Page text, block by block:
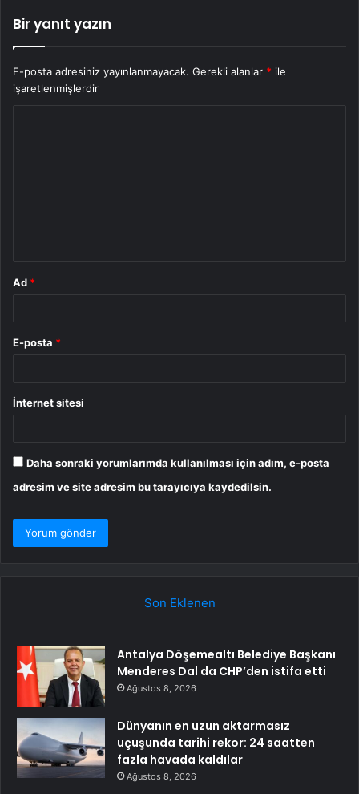
Bir yanıt yazın
E-posta adresiniz yayınlanmayacak. Gerekli alanlar * ile
işaretlenmişlerdir
Ad *
E-posta *
İnternet sitesi
Daha sonraki yorumlarımda kullanılması için adım, e-posta
adresim ve site adresim bu tarayıcıya kaydedilsin.
Son Eklenen
Antalya Döşemealtı Belediye Başkanı
Menderes Dal da CHP’den istifa etti
Ağustos 8, 2026
Dünyanın en uzun aktarmasız
uçuşunda tarihi rekor: 24 saatten
fazla havada kaldılar
Ağustos 8, 2026